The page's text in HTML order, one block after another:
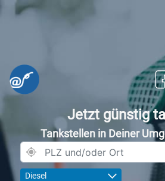
Jetzt günstig
Tankstellen in Deiner
Diesel